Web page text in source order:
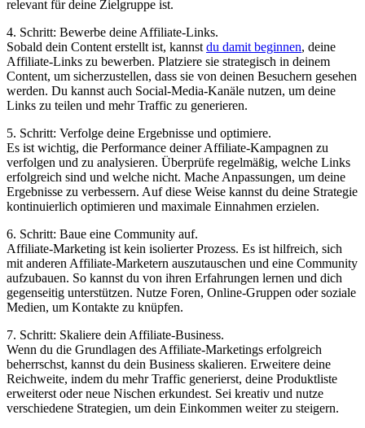
relevant für deine Zielgruppe ist.
4. Schritt: Bewerbe deine Affiliate-Links.
Sobald dein Content erstellt ist, kannst du damit beginnen, deine
Affiliate-Links zu bewerben. Platziere sie strategisch in deinem
Content, um sicherzustellen, dass sie von deinen Besuchern gesehen
werden. Du kannst auch Social-Media-Kanäle nutzen, um deine
Links zu teilen und mehr Traffic zu generieren.
5. Schritt: Verfolge deine Ergebnisse und optimiere.
Es ist wichtig, die Performance deiner Affiliate-Kampagnen zu
verfolgen und zu analysieren. Überprüfe regelmäßig, welche Links
erfolgreich sind und welche nicht. Mache Anpassungen, um deine
Ergebnisse zu verbessern. Auf diese Weise kannst du deine Strategie
kontinuierlich optimieren und maximale Einnahmen erzielen.
6. Schritt: Baue eine Community auf.
Affiliate-Marketing ist kein isolierter Prozess. Es ist hilfreich, sich
mit anderen Affiliate-Marketern auszutauschen und eine Community
aufzubauen. So kannst du von ihren Erfahrungen lernen und dich
gegenseitig unterstützen. Nutze Foren, Online-Gruppen oder soziale
Medien, um Kontakte zu knüpfen.
7. Schritt: Skaliere dein Affiliate-Business.
Wenn du die Grundlagen des Affiliate-Marketings erfolgreich
beherrschst, kannst du dein Business skalieren. Erweitere deine
Reichweite, indem du mehr Traffic generierst, deine Produktliste
erweiterst oder neue Nischen erkundest. Sei kreativ und nutze
verschiedene Strategien, um dein Einkommen weiter zu steigern.